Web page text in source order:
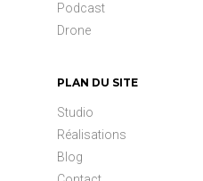
Podcast
Drone
PLAN DU SITE
Studio
Réalisations
Blog